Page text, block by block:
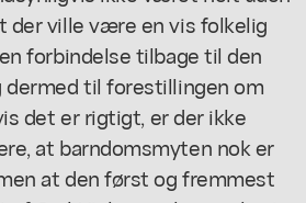
der ville være en vis folkelig
forbindelse tilbage til den
dermed til forestillingen om
det er rigtigt, er der ikke
at barndomsmyten nok er
at den først og fremmest